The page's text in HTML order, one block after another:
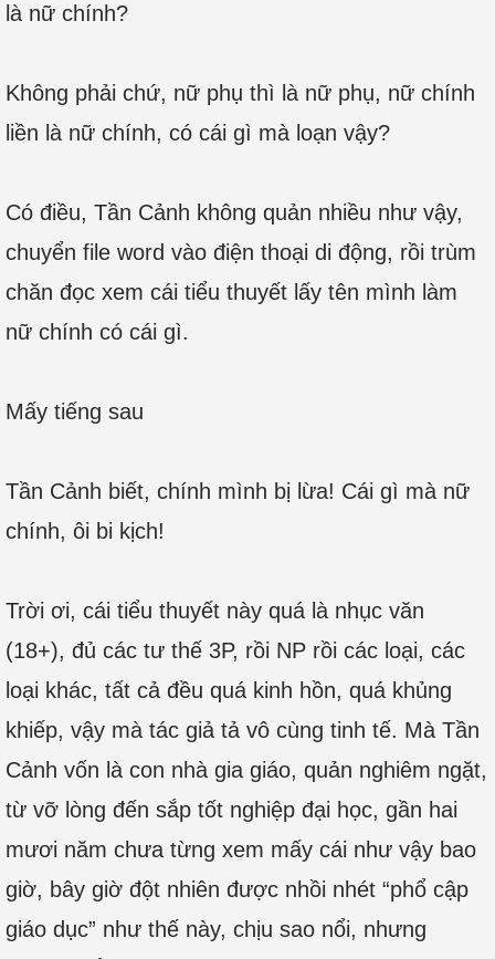
là nữ chính?
Không phải chứ, nữ phụ thì là nữ phụ, nữ chính
liền là nữ chính, có cái gì mà loạn vậy?
Có điều, Tần Cảnh không quản nhiều như vậy,
chuyển file word vào điện thoại di động, rồi trùm
chăn đọc xem cái tiểu thuyết lấy tên mình làm
nữ chính có cái gì.
Mấy tiếng sau
Tần Cảnh biết, chính mình bị lừa! Cái gì mà nữ
chính, ôi bi kịch!
Trời ơi, cái tiểu thuyết này quá là nhục văn
(18+), đủ các tư thế 3P, rồi NP rồi các loại, các
loại khác, tất cả đều quá kinh hồn, quá khủng
khiếp, vậy mà tác giả tả vô cùng tinh tế. Mà Tần
Cảnh vốn là con nhà gia giáo, quản nghiêm ngặt,
từ vỡ lòng đến sắp tốt nghiệp đại học, gần hai
mươi năm chưa từng xem mấy cái như vậy bao
giờ, bây giờ đột nhiên được nhồi nhét “phổ cập
giáo dục” như thế này, chịu sao nổi, nhưng